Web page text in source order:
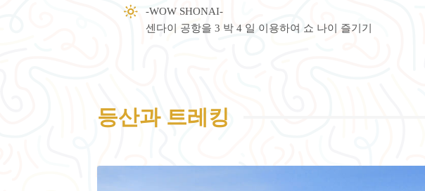
-WOW SHONAI-
센다이 공항을 3 박 4 일 이용하여 쇼 나이 즐기기
등산과 트레킹